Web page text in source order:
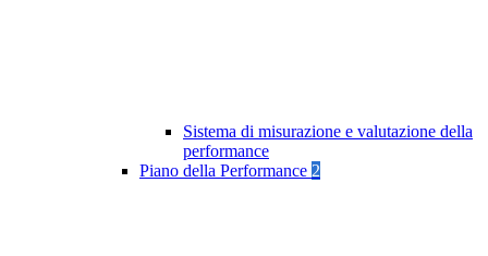
Sistema di misurazione e valutazione della
performance
Piano della Performance 2